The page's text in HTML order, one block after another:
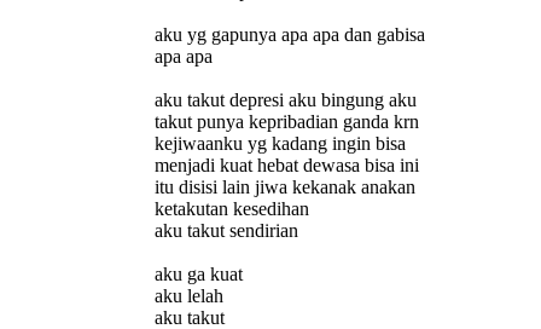
aku yg gapunya apa apa dan gabisa
apa apa
aku takut depresi aku bingung aku
takut punya kepribadian ganda krn
kejiwaanku yg kadang ingin bisa
menjadi kuat hebat dewasa bisa ini
itu disisi lain jiwa kekanak anakan
ketakutan kesedihan
aku takut sendirian
aku ga kuat
aku lelah
aku takut